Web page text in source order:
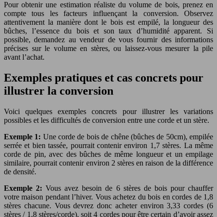
Pour obtenir une estimation réaliste du volume de bois, prenez en
compte tous les facteurs influençant la conversion. Observez
attentivement la manière dont le bois est empilé, la longueur des
bûches, l’essence du bois et son taux d’humidité apparent. Si
possible, demandez au vendeur de vous fournir des informations
précises sur le volume en stères, ou laissez-vous mesurer la pile
avant l’achat.
Exemples pratiques et cas concrets pour
illustrer la conversion
Voici quelques exemples concrets pour illustrer les variations
possibles et les difficultés de conversion entre une corde et un stère.
Exemple 1: Une corde de bois de chêne (bûches de 50cm), empilée
serrée et bien tassée, pourrait contenir environ 1,7 stères. La même
corde de pin, avec des bûches de même longueur et un empilage
similaire, pourrait contenir environ 2 stères en raison de la différence
de densité.
Exemple 2:Vous avez besoin de 6 stères de bois pour chauffer
votre maison pendant l’hiver. Vous achetez du bois en cordes de 1,8
stères chacune. Vous devrez donc acheter environ 3,33 cordes (6
stères / 1,8 stères/corde), soit 4 cordes pour être certain d’avoir assez